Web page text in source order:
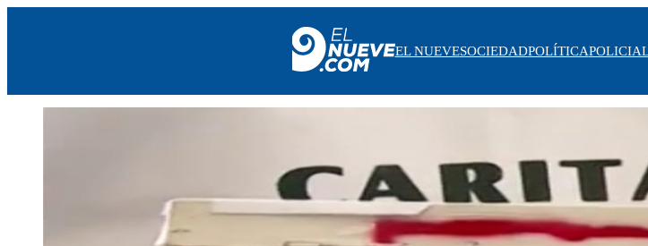
EL NUEVESOCIEDADPOLÍTICA